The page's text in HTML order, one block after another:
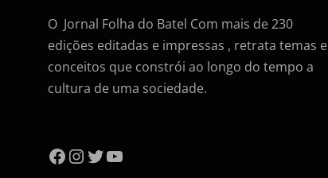
O Jornal Folha do Batel Com mais de 230
edições editadas e impressas , retrata temas e
conceitos que constrói ao longo do tempo a
cultura de uma sociedade.
Facebook
Instagram
Twitter
YouTube